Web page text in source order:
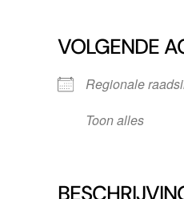
VOLGENDE
Regionale
Toon alles